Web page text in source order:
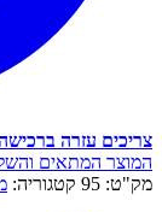
צריכים עזרה
המוצר המתאים
מק"ט: 95 קטגוריה: